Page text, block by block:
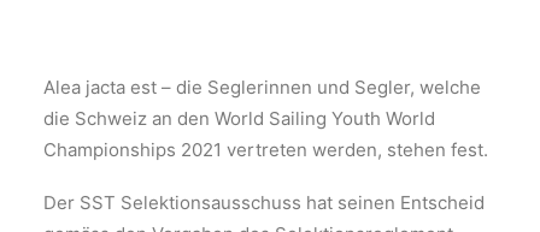
Alea jacta est – die Seglerinnen und Segler, welche
die Schweiz an den World Sailing Youth World
Championships 2021 vertreten werden, stehen fest.
Der SST Selektionsausschuss hat seinen Entscheid